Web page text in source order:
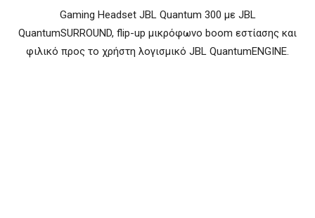
Gaming Headset JBL Quantum 300 με JBL
QuantumSURROUND, flip-up μικρόφωνο boom εστίασης και
φιλικό προς το χρήστη λογισμικό JBL QuantumENGINE.